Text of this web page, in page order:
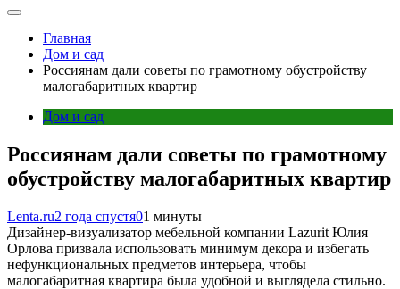
Главная
Дом и сад
Россиянам дали советы по грамотному обустройству
малогабаритных квартир
Дом и сад
Россиянам дали советы по грамотному
обустройству малогабаритных квартир
Lenta.ru2 года спустя01 минуты
Дизайнер-визуализатор мебельной компании Lazurit Юлия
Орлова призвала использовать минимум декора и избегать
нефункциональных предметов интерьера, чтобы
малогабаритная квартира была удобной и выглядела стильно.